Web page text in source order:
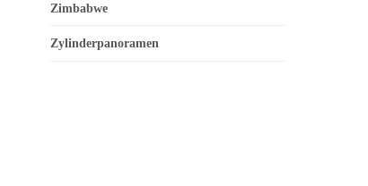
Zimbabwe
Zylinderpanoramen